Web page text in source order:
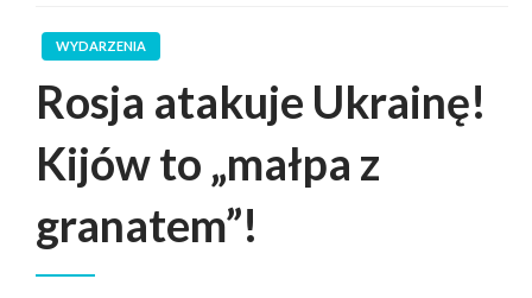
WYDARZENIA
Rosja atakuje Ukrainę!
Kijów to „małpa z
granatem”!